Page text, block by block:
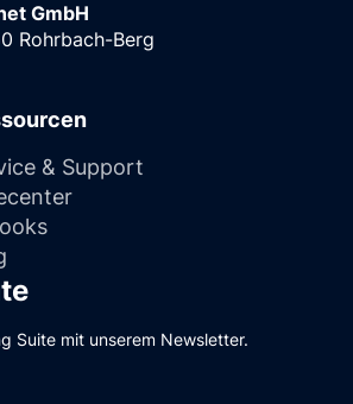
GmbH
Rohrbach-Berg
& Support
Suite mit unserem Newsletter.